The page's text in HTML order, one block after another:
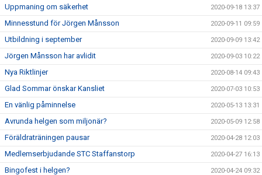
Uppmaning om säkerhet 2020-09-18 13:37
Minnesstund för Jörgen Månsson 2020-09-11 09:59
Utbildning i september 2020-09-09 13:42
Jörgen Månsson har avlidit 2020-09-03 10:22
Nya Riktlinjer 2020-08-14 09:43
Glad Sommar önskar Kansliet 2020-07-03 10:53
En vänlig påminnelse 2020-05-13 13:31
Avrunda helgen som miljonär? 2020-05-09 12:58
Föräldraträningen pausar 2020-04-28 12:03
Medlemserbjudande STC Staffanstorp 2020-04-27 16:13
Bingofest i helgen? 2020-04-24 09:32